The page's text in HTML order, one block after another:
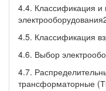
4.4. Классификация и
4.5. Классификация
4.6. Выбор
4.7.
трансформаторные